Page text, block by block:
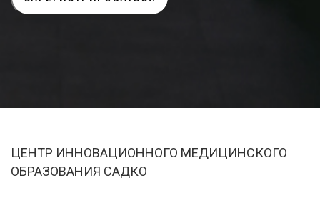
ЦЕНТР ИННОВАЦИОННОГО МЕДИЦИНСКОГО
ОБРАЗОВАНИЯ САДКО